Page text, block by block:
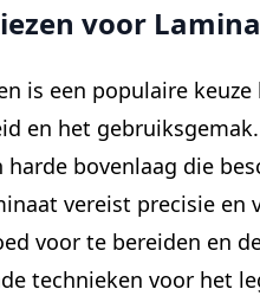
voor
is een populaire
en het
harde bovenlaag die
vereist precisie
voor te bereiden en
technieken voor het